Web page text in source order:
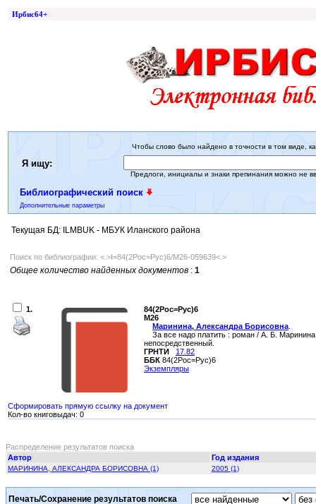
Ирбис64+
Я ищу:
Чтобы слово было найдено в точности в том виде,
Предлоги, инициалы и знаки препинания можно не
Библиографический поиск
Дополнительные параметры
Текущая БД: ILMBUK - МБУК Иланского района
Поиск по библиографии: <.>I=84(2Рос=Рус)6/М26-059639<.>
Общее количество найденных документов : 1
1.
84(2Рос=Рус)6
М26
Маринина, Александра Борисовна
За все надо платить : роман / А. Б.
непосредственный.
ГРНТИ
17.82
ББК 84(2Рос=Рус)6
Экземпляры
Сформировать прямую ссылку на документ
Кол-во книговыдач: 0
Распределение результатов поиска
Автор
Год издания
МАРИНИНА, АЛЕКСАНДРА БОРИСОВНА (1) 2005 (1)
Печать/Сохранение результатов поиска